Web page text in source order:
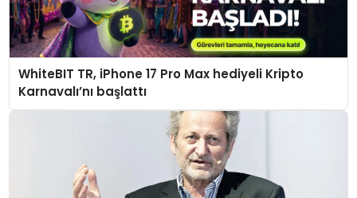
WhiteBIT TR, iPhone 17 Pro Max hediyeli Kripto
Karnavalı’nı başlattı